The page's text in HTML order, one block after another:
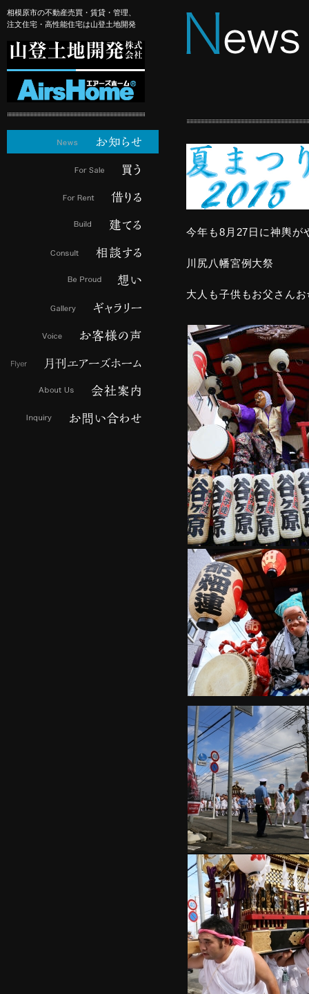
相模原市の不動産売買・賃貸・管理、
注文住宅・高性能住宅は山登土地開発
今年も8月27日に神輿が
川尻八幡宮例大祭
大人も子供もお父さん